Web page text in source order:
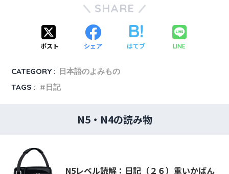
SHARE
ポスト シェア はてブ LINE
CATEGORY : 日本語のよみもの
TAGS :
日記
N5・N4の読み物
N5レベル読解：日記（２６）重いかばん